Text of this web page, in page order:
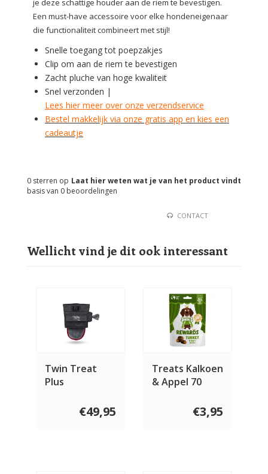
je deze schattige houder aan de riem te bevestigen.
Een must-have accessoire voor elke hondeneigenaar
die functionaliteit combineert met stijl!
Snelle toegang tot poepzakjes
Clip om aan de riem te bevestigen
Zacht pluche van hoge kwaliteit
Snel verzonden |
Lees hier meer over onze verzendservice
Bestel makkelijk via onze gratis app en kies een
cadeautje
Laat hier weten wat je van het product vindt
0 sterren op
basis van 0 beoordelingen
CONTACT
Wellicht vind je dit ook interessant
Twin Treat
Plus
€49,95
Treats Kalkoen
& Appel 70
€3,95